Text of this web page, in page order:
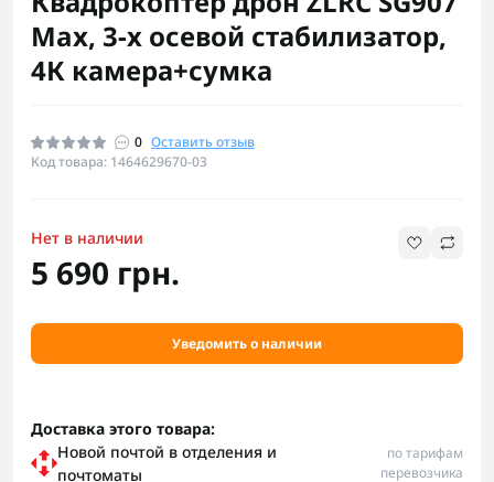
Max, 3-х осевой стабилизатор,
4К камера+сумка
0 Оставить отзыв
Код товара: 1464629670-03
Нет в наличии
5 690 грн.
Уведомить о наличии
Доставка этого товара:
Новой почтой в отделения и
почтоматы
по тарифам
перевозчика